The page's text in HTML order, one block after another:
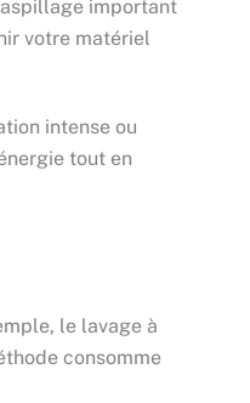
important
votre matériel
intense ou
tout en
le lavage à
consomme